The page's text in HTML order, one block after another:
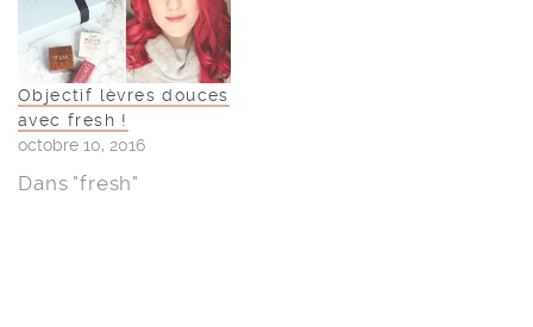
Objectif lèvres douces
avec fresh !
octobre 10, 2016
Dans "fresh"